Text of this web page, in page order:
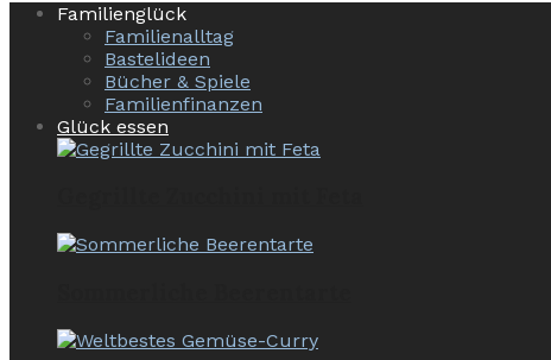
Familienglück
Familienalltag
Bastelideen
Bücher & Spiele
Familienfinanzen
Glück essen